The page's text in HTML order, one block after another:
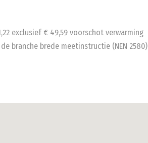
exclusief € 49,59 voorschot verwarming
branche brede meetinstructie (NEN 2580)